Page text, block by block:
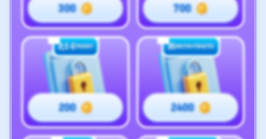
300 700
2,5 €FREEBET
200
35INGYEN PÖRGETÉS
2400